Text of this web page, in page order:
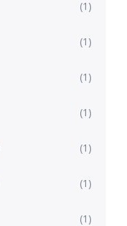
(1)
(1)
(1)
(1)
(1)
(1)
(1)